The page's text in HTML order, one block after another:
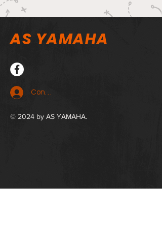
AS YAMAHA
Connexion
© 2024 by AS YAMAHA.